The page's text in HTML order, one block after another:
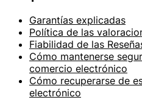
Garantías explicadas
Política de las
Fiabilidad de las
Cómo mantenerse
comercio electrónico
Cómo recuperarse de
electrónico